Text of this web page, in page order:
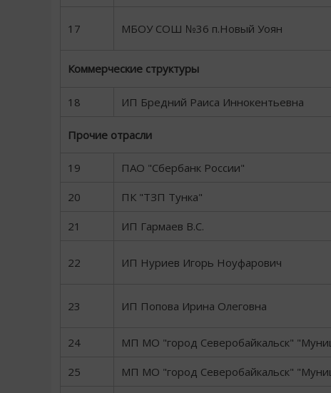
17 МБОУ СОШ №36 п.Новый Уоян
Коммерческие структуры
18 ИП Бредний Раиса Иннокентьевна
Прочие отрасли
19 ПАО "Сбербанк России"
20 ПК "ТЗП Тунка"
21 ИП Гармаев В.С.
22 ИП Нуриев Игорь Ноуфарович
23 ИП Попова Ирина Олеговна
24 МП МО "город Северобайкальск"
25 МП МО "город Северобайкальск"